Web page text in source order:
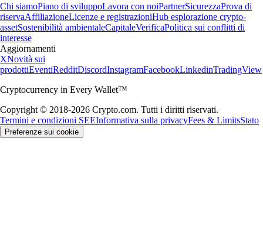
Chi siamoPiano di sviluppoLavora con noiPartnerSicurezzaProva di
riservaAffiliazioneLicenze e registrazioniHub esplorazione crypto-
assetSostenibilità ambientaleCapitaleVerificaPolitica sui conflitti di
interesse
Aggiornamenti
XNovità sui
prodottiEventiRedditDiscordInstagramFacebookLinkedinTradingView
Cryptocurrency in Every Wallet™
Copyright © 2018-2026 Crypto.com. Tutti i diritti riservati.
Termini e condizioni SEEInformativa sulla privacyFees & LimitsStato
Preferenze sui cookie